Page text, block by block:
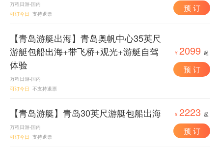
万程日游-国内
可订今日 支持退票
预 订
【青岛游艇出海】青岛奥帆中心35英尺
游艇包船出海+带飞桥+观光+游艇自驾
体验
万程日游-国内
可订今日 不支持退票
¥ 2099 起
预 订
【青岛游艇】青岛30英尺游艇包船出海
万程日游-国内
可订今日 支持退票
¥ 2223 起
预 订